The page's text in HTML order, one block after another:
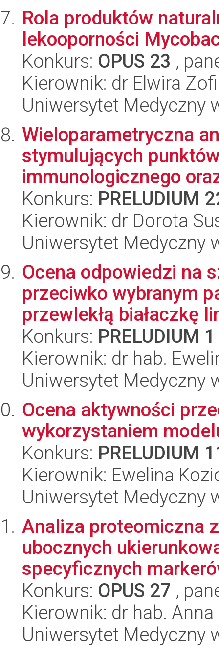
Rola produktów
lekooporności
Konkurs: OPUS 23 ,
Kierownik: dr Elwira
Uniwersytet Medyczny
Wieloparametryczna
stymulujących
immunologicznego
Konkurs: PRELUDIUM
Kierownik: dr Dorota
Uniwersytet Medyczny
Ocena odpowiedzi na
przeciwko wybranym
przewlekłą białaczkę
Konkurs: PRELUDIUM 1
Kierownik: dr hab.
Uniwersytet Medyczny
Ocena aktywności
wykorzystaniem
Konkurs: PRELUDIUM
Kierownik: Ewelina
Uniwersytet Medyczny
Analiza proteomiczna
ubocznych
specyficznych
Konkurs: OPUS 27 ,
Kierownik: dr hab.
Uniwersytet Medyczny